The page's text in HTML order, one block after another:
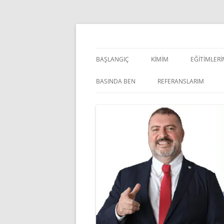
İçeriğe
BAŞLANGIÇ KIMIM
BASINDA BEN REFERANSLARIM